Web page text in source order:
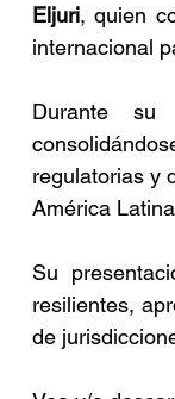
Eljuri, quien
internacional
Durante su
regulatorias y
América
Su
resilientes,
de